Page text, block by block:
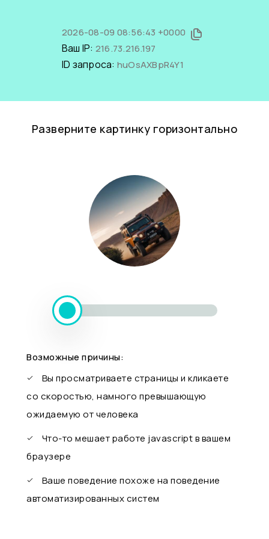
2026-08-09 08:56:43 +0000
Ваш IP: 216.73.216.197
ID запроса: huOsAXBpR4Y1
Разверните картинку горизонтально
Возможные причины:
Вы просматриваете страницы и кликаете
со скоростью, намного превышающую
ожидаемую от человека
Что-то мешает работе javascript в вашем
браузере
Ваше поведение похоже на поведение
автоматизированных систем